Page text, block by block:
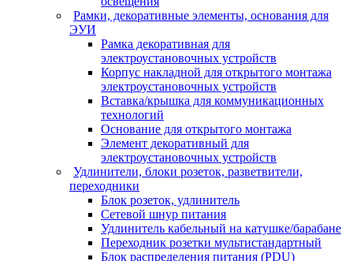
Рамки, декоративные элементы, основания для
ЭУИ
Рамка декоративная для
электроустановочных устройств
Корпус накладной для открытого монтажа
электроустановочных устройств
Вставка/крышка для коммуникационных
технологий
Основание для открытого монтажа
Элемент декоративный для
электроустановочных устройств
Удлинители, блоки розеток, разветвители,
переходники
Блок розеток, удлинитель
Сетевой шнур питания
Удлинитель кабельный на катушке/барабане
Переходник розетки мультистандартный
Блок распределения питания (PDU)